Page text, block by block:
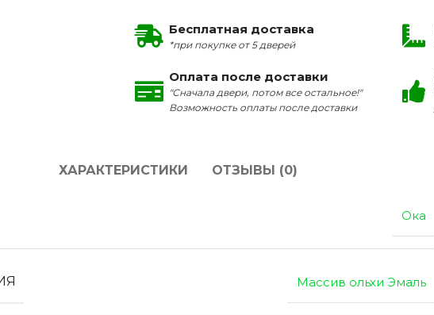
Бесплатная доставка
*при покупке от 5 дверей
Оплата после доставки
"Сначала двери, потом все остальное!"
Возможность оплаты после доставки
ХАРАКТЕРИСТИКИ ОТЗЫВЫ (0)
Ока
Массив ольхи Эмаль